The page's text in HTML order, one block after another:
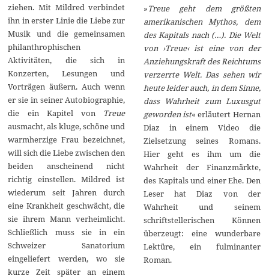
ziehen. Mit Mildred verbindet
ihn in erster Linie die Liebe zur
Musik und die gemeinsamen
philanthrophischen
Aktivitäten, die sich in
Konzerten, Lesungen und
Vorträgen äußern. Auch wenn
er sie in seiner Autobiographie,
die ein Kapitel von Treue
ausmacht, als kluge, schöne und
warmherzige Frau bezeichnet,
will sich die Liebe zwischen den
beiden anscheinend nicht
richtig einstellen. Mildred ist
wiederum seit Jahren durch
eine Krankheit geschwächt, die
sie ihrem Mann verheimlicht.
Schließlich muss sie in ein
Schweizer Sanatorium
eingeliefert werden, wo sie
kurze Zeit später an einem
»Treue geht dem größten
amerikanischen Mythos, dem
des Kapitals nach (…). Die Welt
von ›Treue‹ ist eine von der
Anziehungskraft des Reichtums
verzerrte Welt. Das sehen wir
heute leider auch, in dem Sinne,
dass Wahrheit zum Luxusgut
geworden ist« erläutert Hernan
Diaz in einem Video die
Zielsetzung seines Romans.
Hier geht es ihm um die
Wahrheit der Finanzmärkte,
des Kapitals und einer Ehe. Den
Leser hat Diaz von der
Wahrheit und seinem
schriftstellerischen Können
überzeugt: eine wunderbare
Lektüre, ein fulminanter
Roman.